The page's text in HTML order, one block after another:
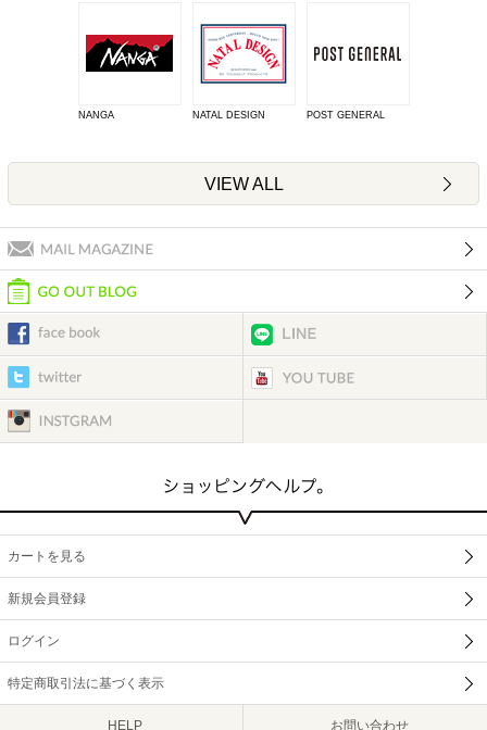
NANGA NATAL DESIGN POST GENERAL
VIEW ALL
カートを見る
新規会員登録
ログイン
特定商取引法に基づく表示
HELP お問い合わせ